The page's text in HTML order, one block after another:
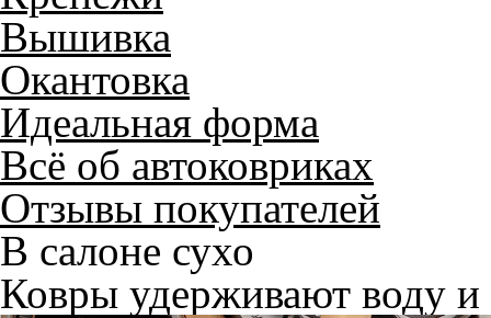
Вышивка
Окантовка
Идеальная форма
Всё об автоковриках
Отзывы покупателей
В салоне сухо
Ковры удерживают воду и